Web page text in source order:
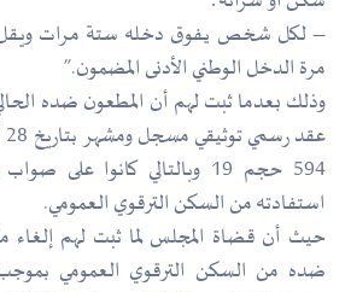
– لكل شخص يـفوق دخـله ستة مـرات
مرة الدخل الوطني الأدنى المضمون.”
وذلك بعدما ثبت لهم أن المطعون ضده
594 حجم 19 وبالتالي كانوا
استفادته من السكن الترقوي العمومي.
حيث أن قضاة المجلس لما ثبت لهم إلغاء
ضده من السكن الترقوي العمومي بموجب